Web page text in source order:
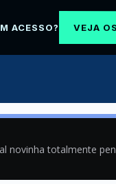
ACESSO? VEJA
novinha totalmente